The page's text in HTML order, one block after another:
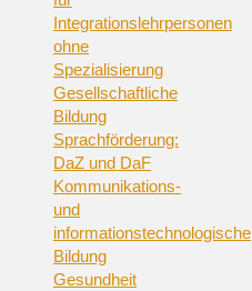
Integrationslehrpersonen
ohne
Spezialisierung
Gesellschaftliche
Bildung
Sprachförderung:
DaZ und DaF
Kommunikations-
und
informationstechnologische
Bildung
Gesundheit